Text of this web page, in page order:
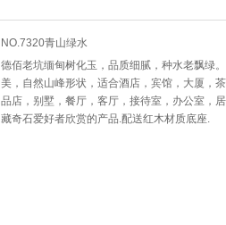
NO.7320青山绿水
德佰老坑缅甸树化玉，品质细腻，种水老飘绿
美，自然山峰形状，适合酒店，宾馆，大厦，
品店，别墅，餐厅，客厅，接待室，办公室，
藏奇石爱好者欣赏的产品.配送红木材质底座.